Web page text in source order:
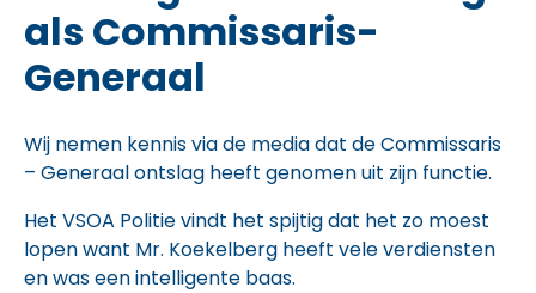
als Commissaris-
Generaal
Wij nemen kennis via de media dat de Commissaris
– Generaal ontslag heeft genomen uit zijn functie.
Het VSOA Politie vindt het spijtig dat het zo moest
lopen want Mr. Koekelberg heeft vele verdiensten
en was een intelligente baas.